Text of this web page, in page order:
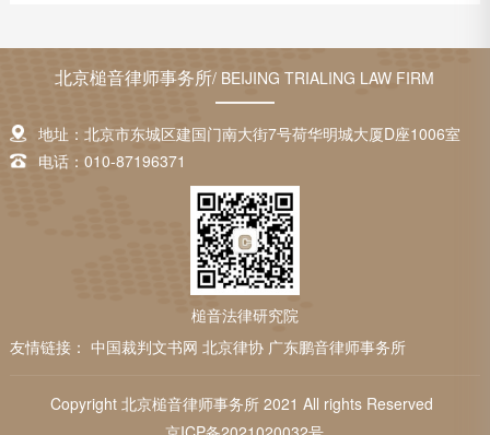
北京槌音律师事务所/ BEIJING TRIALING LAW FIRM
地址：北京市东城区建国门南大街7号荷华明城大厦D座1006室
电话：010-87196371
槌音法律研究院
友情链接： 中国裁判文书网 北京律协 广东鹏音律师事务所
Copyright 北京槌音律师事务所 2021 All rights Reserved